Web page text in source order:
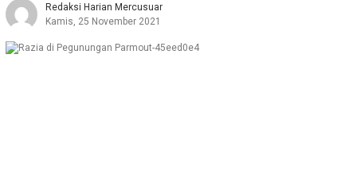
Redaksi Harian Mercusuar
Kamis, 25 November 2021